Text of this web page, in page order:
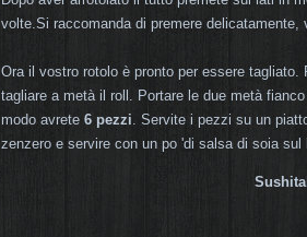
volte.Si raccomanda di premere delicatamente,
Ora il vostro rotolo è pronto per essere
tagliare a metà il roll. Portare le due metà
modo avrete 6 pezzi. Servite i pezzi su un
zenzero e servire con un po 'di salsa di soia sul